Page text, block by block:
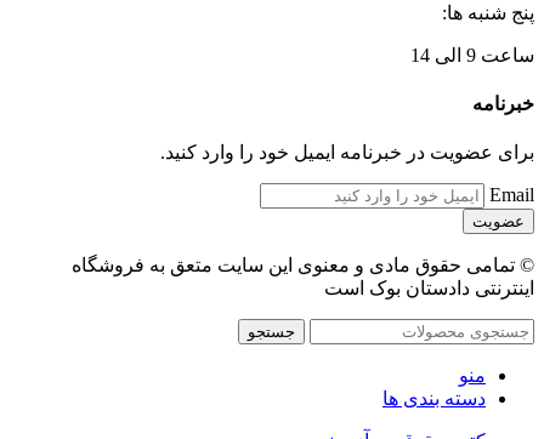
پنج شنبه ها:
ساعت 9 الی 14
خبرنامه
برای عضویت در خبرنامه ایمیل خود را وارد کنید.
Email
© تمامی حقوق مادی و معنوی این سایت متعق به فروشگاه
اینترنتی دادستان بوک است
جستجو
منو
دسته بندی ها